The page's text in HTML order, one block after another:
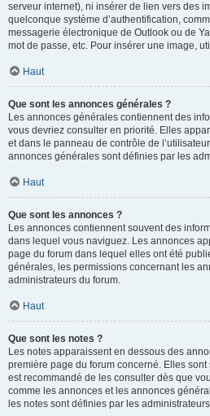
serveur internet), ni insérer de lien vers des
quelconque système d’authentification,
messagerie électronique de Outlook ou de
mot de passe, etc. Pour insérer une image,
Haut
Que sont les annonces générales ?
Les annonces générales contiennent des
vous devriez consulter en priorité. Elles
et dans le panneau de contrôle de
annonces générales sont définies par les
Haut
Que sont les annonces ?
Les annonces contiennent souvent des
dans lequel vous naviguez. Les annonces
page du forum dans lequel elles ont été
générales, les permissions concernant les
administrateurs du forum.
Haut
Que sont les notes ?
Les notes apparaissent en dessous des
première page du forum concerné. Elles sont
est recommandé de les consulter dès que
comme les annonces et les annonces
les notes sont définies par les